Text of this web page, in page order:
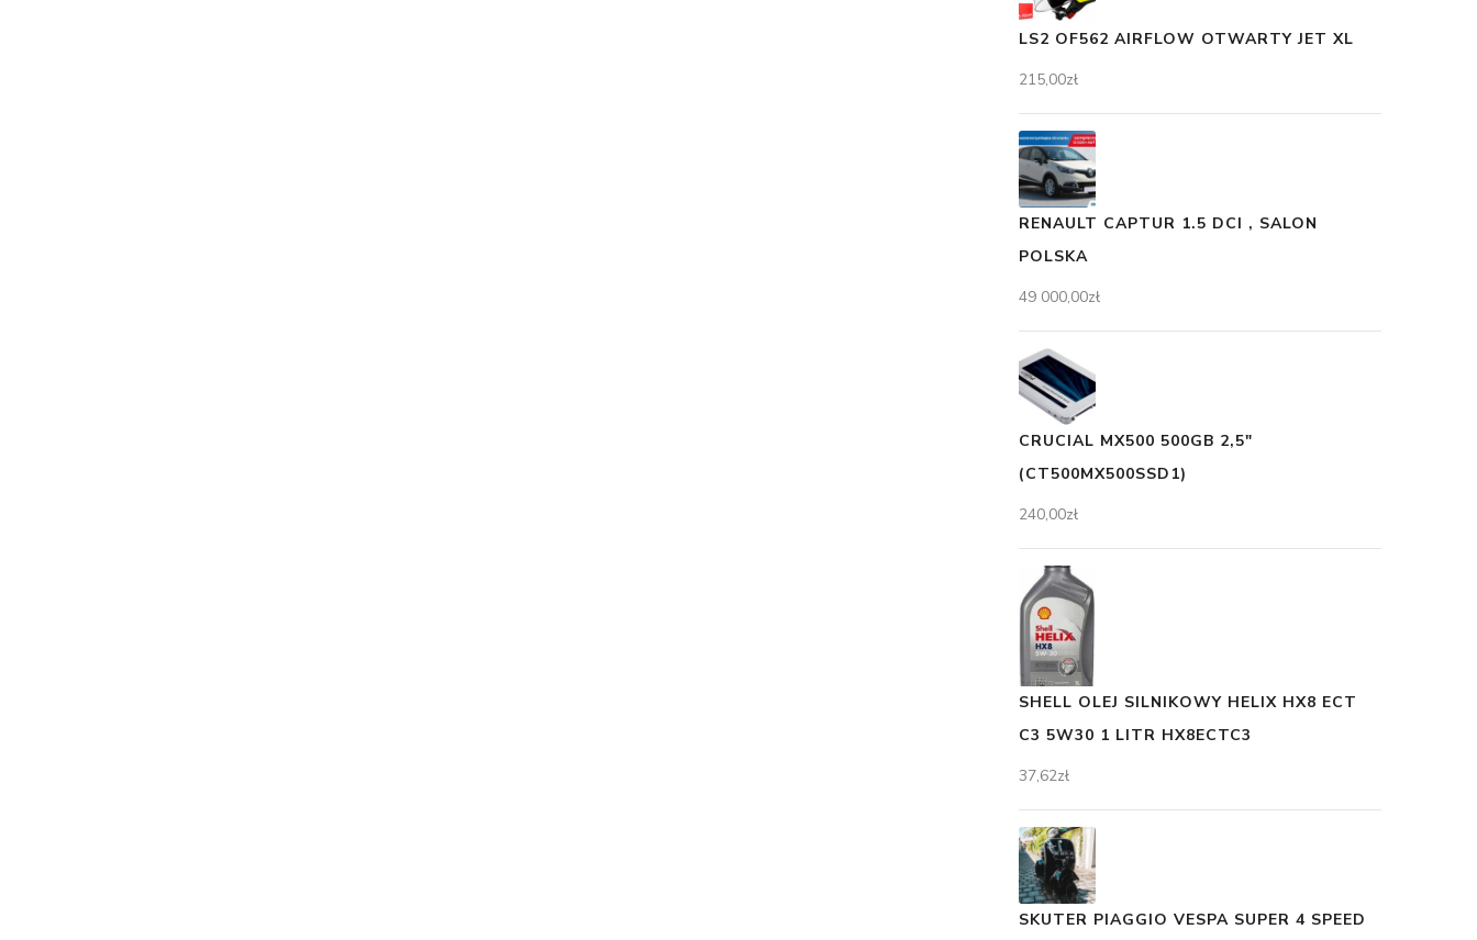
LS2 OF562 AIRFLOW OTWARTY JET XL
215,00zł
RENAULT CAPTUR 1.5 DCI , SALON
POLSKA
49 000,00zł
CRUCIAL MX500 500GB 2,5"
(CT500MX500SSD1)
240,00zł
SHELL OLEJ SILNIKOWY HELIX HX8 ECT
C3 5W30 1 LITR HX8ECTC3
37,62zł
SKUTER PIAGGIO VESPA SUPER 4 SPEED